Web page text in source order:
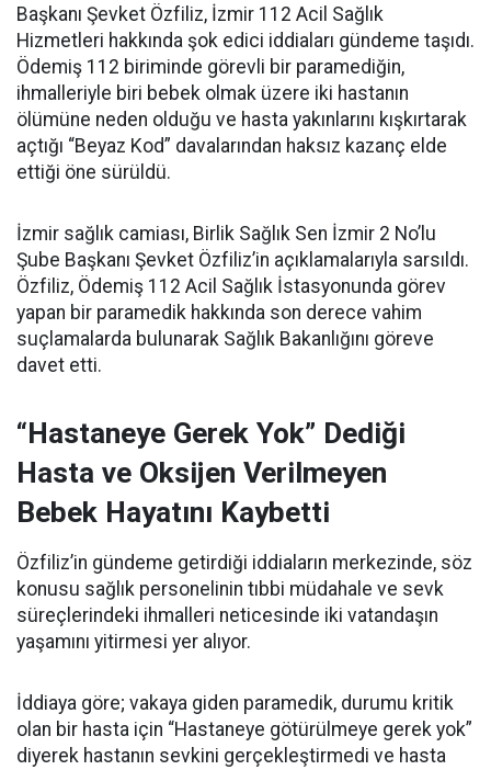
Başkanı Şevket Özfiliz, İzmir 112 Acil Sağlık
Hizmetleri hakkında şok edici iddiaları gündeme taşıdı.
Ödemiş 112 biriminde görevli bir paramediğin,
ihmalleriyle biri bebek olmak üzere iki hastanın
ölümüne neden olduğu ve hasta yakınlarını kışkırtarak
açtığı “Beyaz Kod” davalarından haksız kazanç elde
ettiği öne sürüldü.
İzmir sağlık camiası, Birlik Sağlık Sen İzmir 2 No’lu
Şube Başkanı Şevket Özfiliz’in açıklamalarıyla sarsıldı.
Özfiliz, Ödemiş 112 Acil Sağlık İstasyonunda görev
yapan bir paramedik hakkında son derece vahim
suçlamalarda bulunarak Sağlık Bakanlığını göreve
davet etti.
“Hastaneye Gerek Yok” Dediği
Hasta ve Oksijen Verilmeyen
Bebek Hayatını Kaybetti
Özfiliz’in gündeme getirdiği iddiaların merkezinde, söz
konusu sağlık personelinin tıbbi müdahale ve sevk
süreçlerindeki ihmalleri neticesinde iki vatandaşın
yaşamını yitirmesi yer alıyor.
İddiaya göre; vakaya giden paramedik, durumu kritik
olan bir hasta için “Hastaneye götürülmeye gerek yok”
diyerek hastanın sevkini gerçekleştirmedi ve hasta